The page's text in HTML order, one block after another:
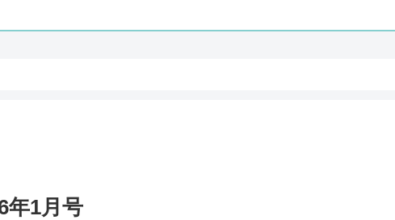
年1月号